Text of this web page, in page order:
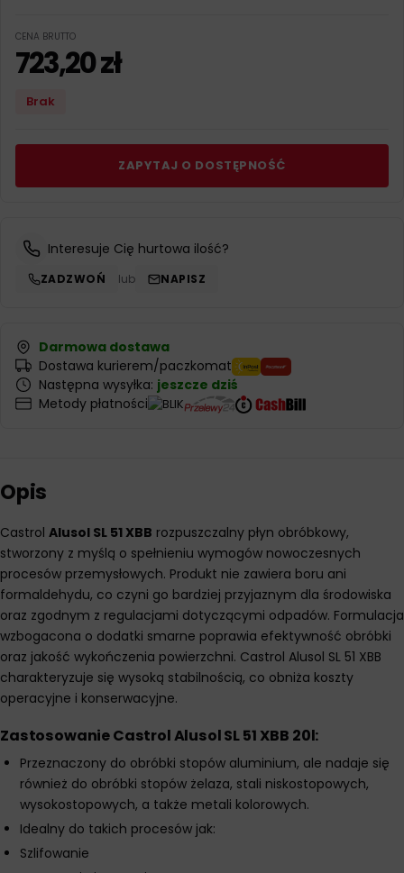
CENA BRUTTO
723,20zł
Brak
ZAPYTAJ O DOSTĘPNOŚĆ
Interesuje Cię hurtowa ilość?
ZADZWOŃ lub NAPISZ
Darmowa dostawa
Dostawa kurierem/paczkomat
Następna wysyłka: jeszcze dziś
Metody płatności
Opis
Castrol Alusol SL 51 XBB rozpuszczalny płyn obróbkowy,
stworzony z myślą o spełnieniu wymogów nowoczesnych
procesów przemysłowych. Produkt nie zawiera boru ani
formaldehydu, co czyni go bardziej przyjaznym dla środowiska
oraz zgodnym z regulacjami dotyczącymi odpadów. Formulacja
wzbogacona o dodatki smarne poprawia efektywność obróbki
oraz jakość wykończenia powierzchni. Castrol Alusol SL 51 XBB
charakteryzuje się wysoką stabilnością, co obniża koszty
operacyjne i konserwacyjne.
Zastosowanie Castrol Alusol SL 51 XBB 20l:
Przeznaczony do obróbki stopów aluminium, ale nadaje się
również do obróbki stopów żelaza, stali niskostopowych,
wysokostopowych, a także metali kolorowych.
Idealny do takich procesów jak:
Szlifowanie